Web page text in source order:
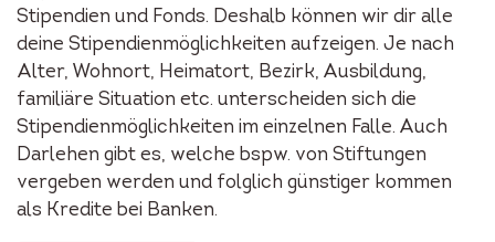
Stipendien und Fonds. Deshalb können wir dir alle
deine Stipendienmöglichkeiten aufzeigen. Je nach
Alter, Wohnort, Heimatort, Bezirk, Ausbildung,
familiäre Situation etc. unterscheiden sich die
Stipendienmöglichkeiten im einzelnen Falle. Auch
Darlehen gibt es, welche bspw. von Stiftungen
vergeben werden und folglich günstiger kommen
als Kredite bei Banken.